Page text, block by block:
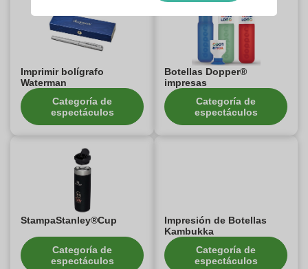
Imprimir bolígrafo
Waterman
Categoría de
espectáculos
Botellas Dopper®
impresas
Categoría de
espectáculos
StampaStanley®Cup
Categoría de
espectáculos
Impresión de Botellas
Kambukka
Categoría de
espectáculos